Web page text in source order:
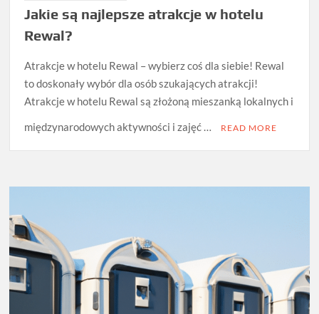
Jakie są najlepsze atrakcje w hotelu
Rewal?
Atrakcje w hotelu Rewal – wybierz coś dla siebie! Rewal
to doskonały wybór dla osób szukających atrakcji!
Atrakcje w hotelu Rewal są złożoną mieszanką lokalnych i
międzynarodowych aktywności i zajęć …
READ MORE